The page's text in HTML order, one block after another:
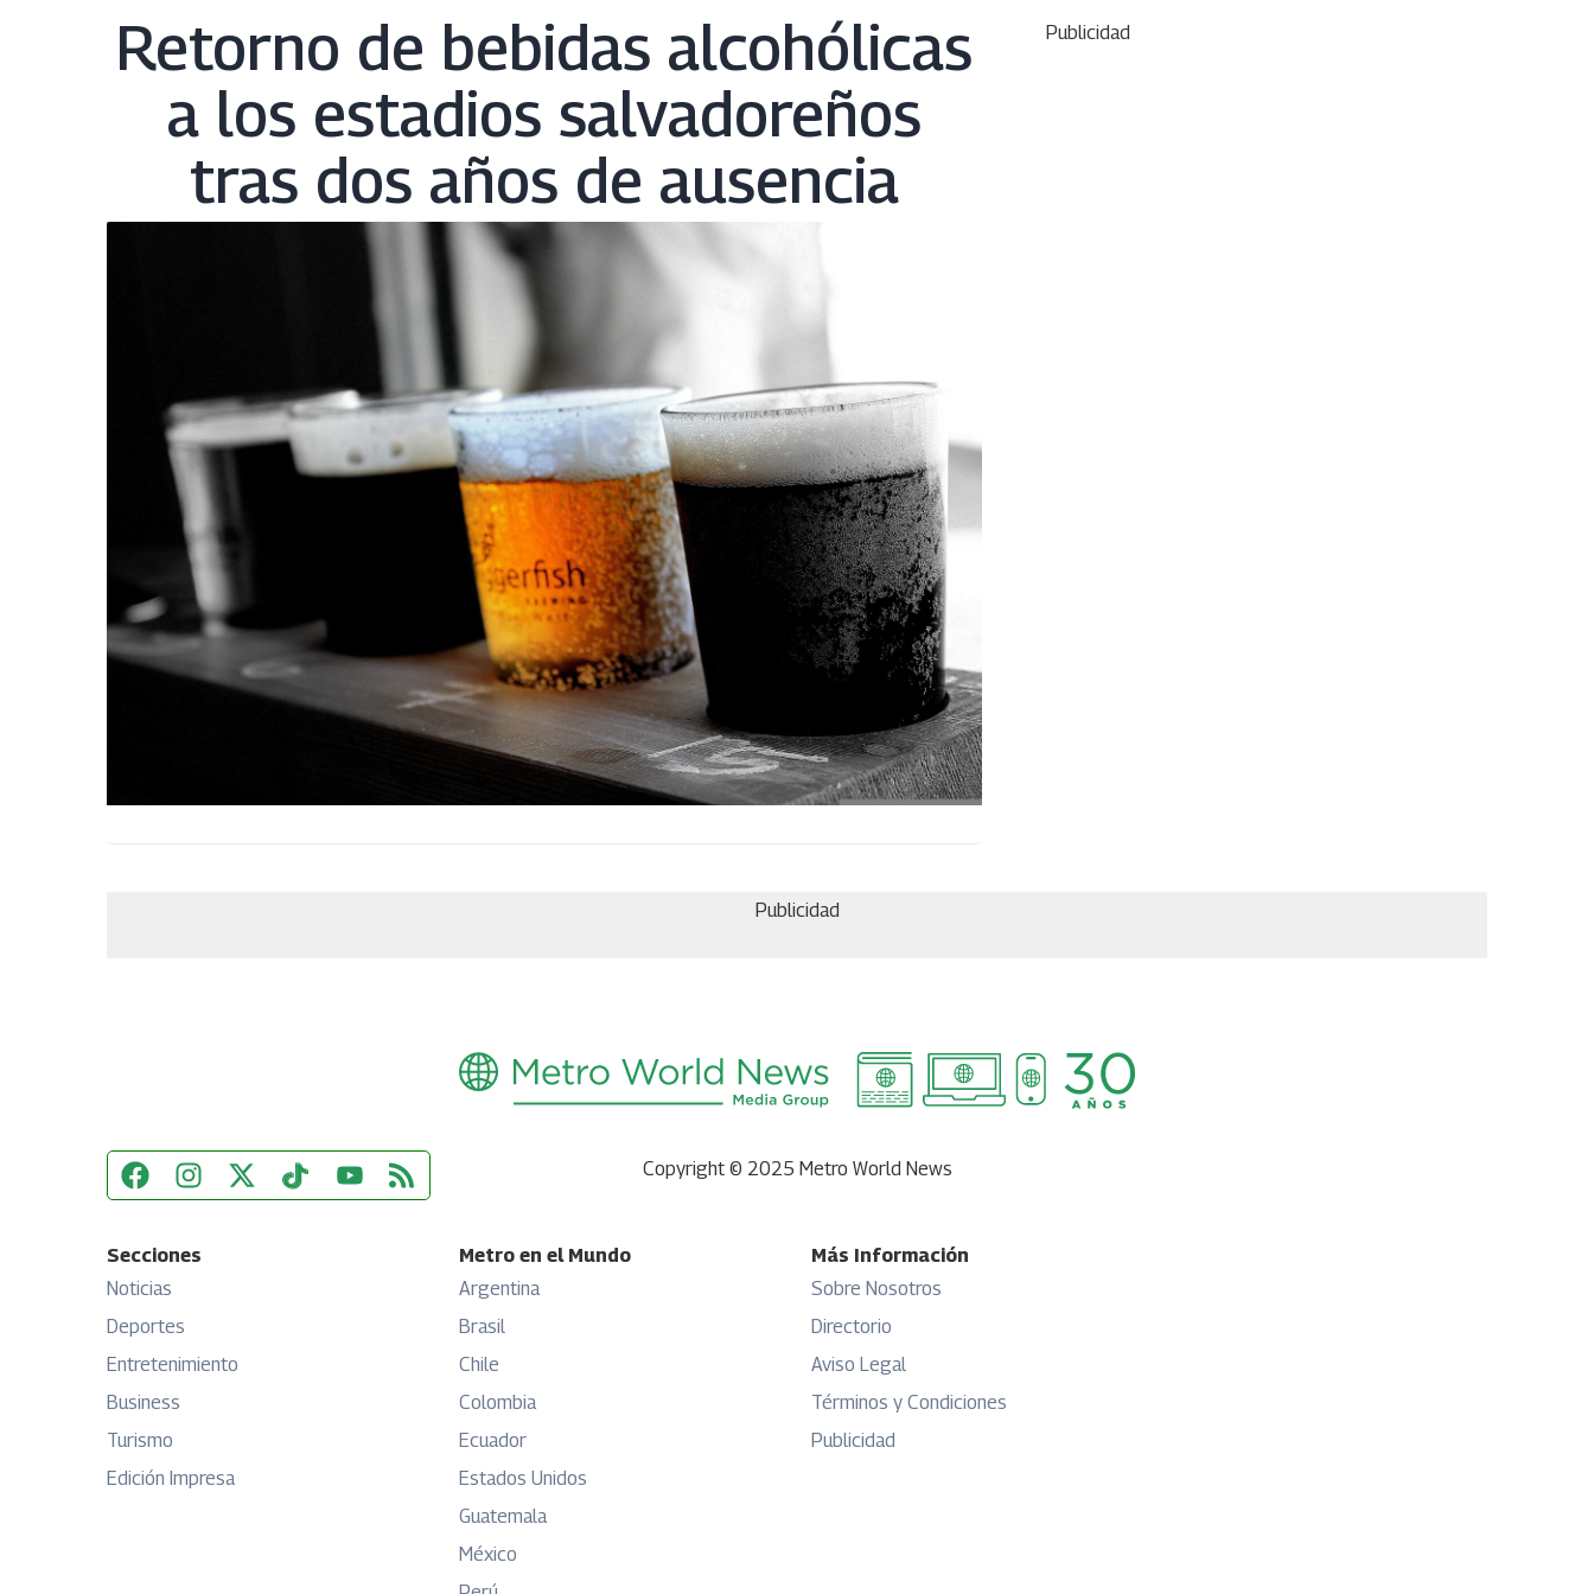
Retorno de bebidas alcohólicas
a los estadios salvadoreños
tras dos años de ausencia
Publicidad
Publicidad
Copyright © 2025 Metro World News
Secciones
Noticias
Deportes
Entretenimiento
Business
Turismo
Edición Impresa
Metro en el Mundo
Argentina
Brasil
Chile
Colombia
Ecuador
Estados Unidos
Guatemala
México
Más Información
Sobre Nosotros
Directorio
Aviso Legal
Términos y Condiciones
Publicidad